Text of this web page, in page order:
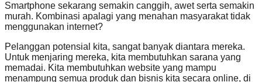
Smartphone sekarang semakin canggih, awet serta semakin
murah. Kombinasi apalagi yang menahan masyarakat tidak
menggunakan internet?
Pelanggan potensial kita, sangat banyak diantara mereka.
Untuk menjaring mereka, kita membutuhkan sarana yang
memadai. Kita membutuhkan website yang mampu
menampung semua produk dan bisnis kita secara online, di